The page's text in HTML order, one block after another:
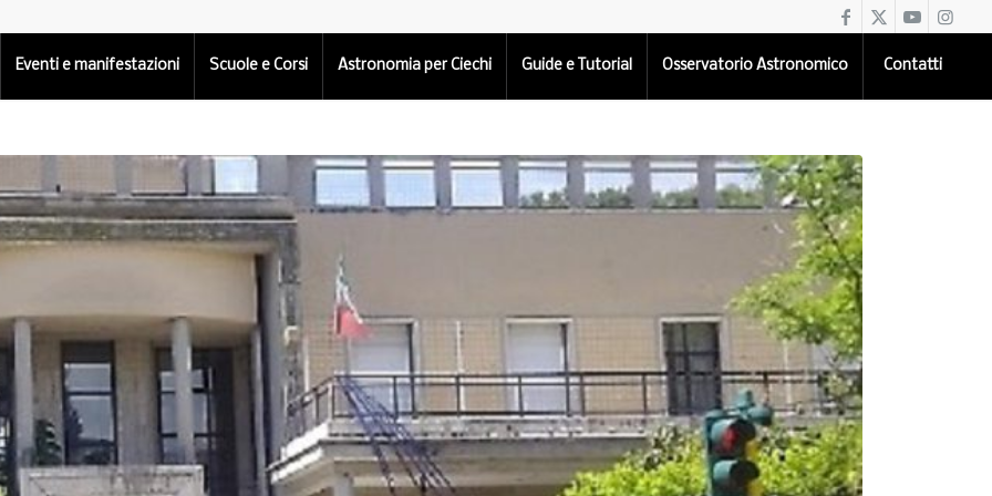
Eventi e manifestazioni Scuole e Corsi Astronomia per Ciechi Guide e Tutorial Osservatorio Astronomico Contatti